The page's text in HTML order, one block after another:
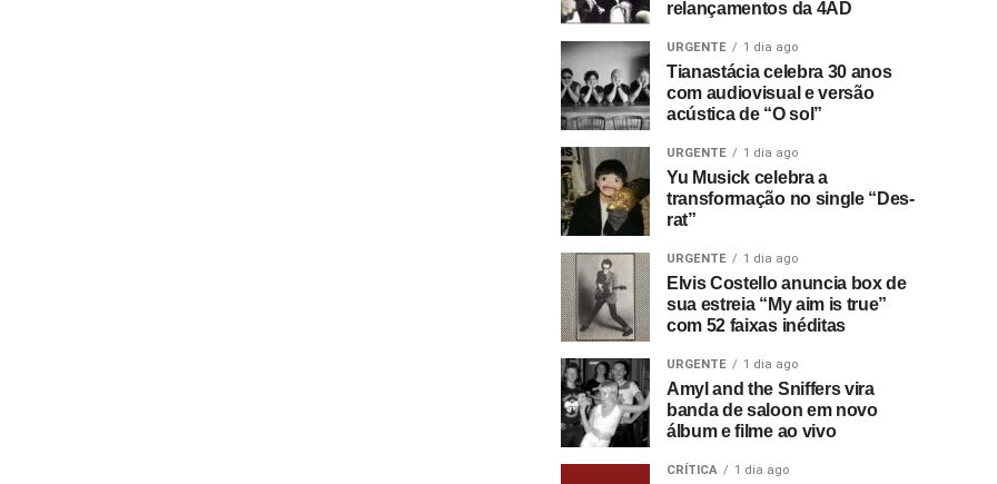
relançamentos da 4AD
URGENTE 1 dia ago
Tianastácia celebra 30 anos
com audiovisual e versão
acústica de “O sol”
URGENTE 1 dia ago
Yu Musick celebra a
transformação no single “Des-
rat”
URGENTE 1 dia ago
Elvis Costello anuncia box de
sua estreia “My aim is true”
com 52 faixas inéditas
URGENTE 1 dia ago
Amyl and the Sniffers vira
banda de saloon em novo
álbum e filme ao vivo
CRÍTICA 1 dia ago